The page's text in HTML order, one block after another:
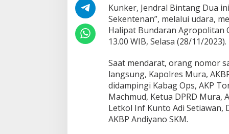
a
L
a
k
t
n
Kunker, Jendral Bintang Dua
Sekentenan”, melalui udara,
Halipat Bundaran Agropolitan
13.00 WIB, Selasa (28/11/2023).
Saat mendarat, orang nomor
langsung, Kapolres Mura,
didampingi Kabag Ops, AKP
Machmud, Ketua DPRD Mura,
Letkol Inf Kunto Adi Setiawan,
AKBP Andiyano SKM.